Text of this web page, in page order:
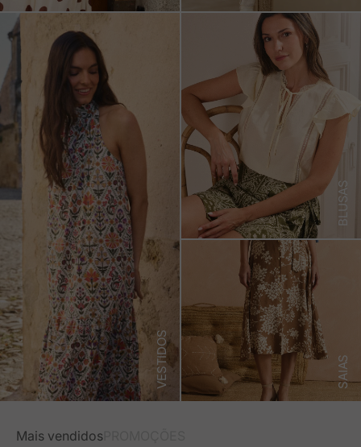
VESTIDOS
BLUSAS
SAIAS
Mais vendidos